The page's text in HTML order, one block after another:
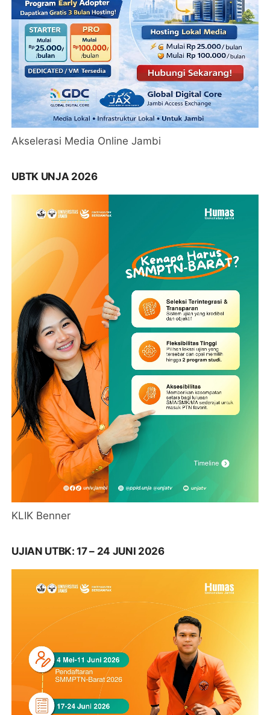
Akselerasi Media Online Jambi
UBTK UNJA 2026
KLIK Benner
UJIAN UTBK: 17 – 24 JUNI 2026